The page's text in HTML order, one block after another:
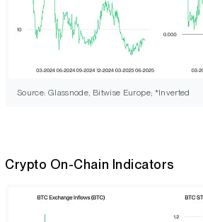
Source: Glassnode, Bitwise Europe; *Inverted
Crypto On-Chain Indicators